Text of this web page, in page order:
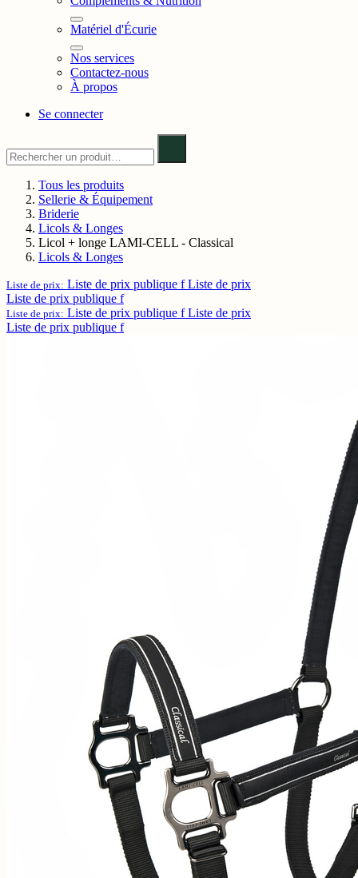
Matériel d'Écurie
Nos services
Contactez-nous
À propos
Se connecter
Tous les produits
Sellerie & Équipement
Briderie
Licols & Longes
Licol + longe LAMI-CELL - Classical
Licols & Longes
Liste de prix: Liste de prix publique f Liste de prix
Liste de prix publique f
Liste de prix: Liste de prix publique f Liste de prix
Liste de prix publique f